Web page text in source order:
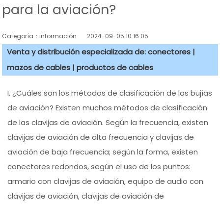
para la aviación?
Categoría：información 2024-09-05 10:16:05
Venta y distribución especializada de: conectores |
mazos de cables | productos de cables
I. ¿Cuáles son los métodos de clasificación de las bujías
de aviación? Existen muchos métodos de clasificación
de las clavijas de aviación. Según la frecuencia, existen
clavijas de aviación de alta frecuencia y clavijas de
aviación de baja frecuencia; según la forma, existen
conectores redondos, según el uso de los puntos:
armario con clavijas de aviación, equipo de audio con
clavijas de aviación, clavijas de aviación de